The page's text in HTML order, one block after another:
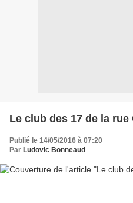
Le club des 17 de la
Publié le 14/05/2016 à 07:20
Par Ludovic Bonneaud